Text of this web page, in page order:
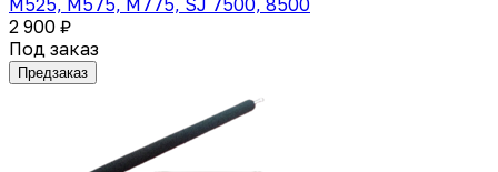
2 900 ₽
Под заказ
Предзаказ